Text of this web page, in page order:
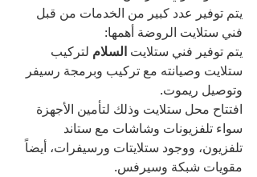
يتم توفير عدد كبير من الخدمات من قبل
فني ستلايت الروضة أهمها:
يتم توفير فني ستلايت السلام لتركيب
ستلايت وصيانته مع تركيب وبرمجة رسيفر
وتوصيل ريموت.
افتتاح محل ستلايت وذلك لتأمين الأجهزة
سواء تلفزيونات وشاشات مع ستاند
تلفزيون، ووجود ستلايتات ورسيفرات، أيضاً
مقويات شبكة وسيرفس.